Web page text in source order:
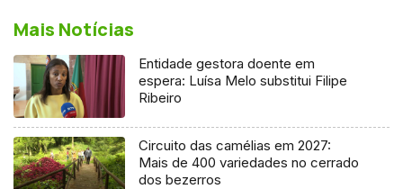
Mais Notícias
Entidade gestora doente em
espera: Luísa Melo substitui Filipe
Ribeiro
Circuito das camélias em 2027:
Mais de 400 variedades no cerrado
dos bezerros